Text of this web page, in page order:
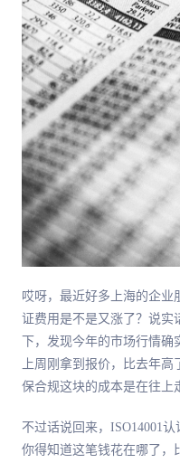
哎呀，最近好多上海的企业
证费用是不是又涨了？说实
下，发现今年的市场行情
上周刚拿到报价，比去年
保合规这块的成本是在往上
不过话说回来，ISO14001
你得知道这笔钱花在哪了，